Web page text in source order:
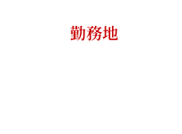
勤務地
※最寄り
・関宿工
※最寄り